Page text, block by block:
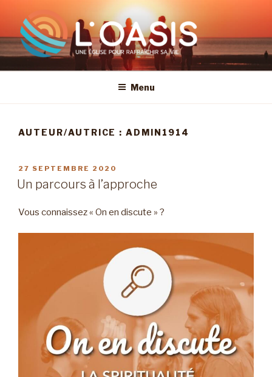
contenu
principal
Menu
AUTEUR/AUTRICE :ADMIN1914
PUBLIÉ
LE
27 SEPTEMBRE 2020
Un parcours à l’approche
Vous connaissez « On en discute » ?